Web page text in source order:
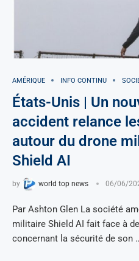
AMÉRIQUE INFO CONTINU
États-Unis | Un
accident relance
autour du drone
Shield AI
by world top news 06/06/
Par Ashton Glen La société
militaire Shield AI fait face à
concernant la sécurité de son